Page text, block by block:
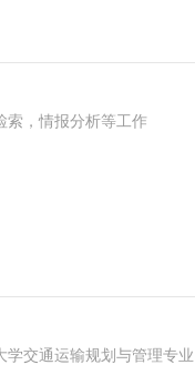
，情报分析等工作
通运输规划与管理专业